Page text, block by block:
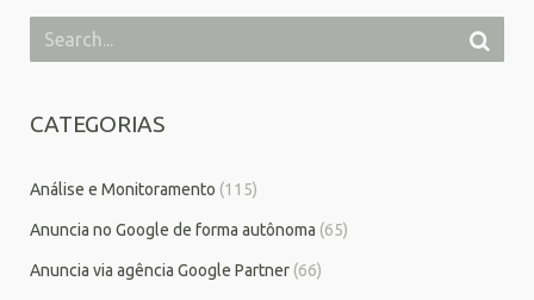
CATEGORIAS
Análise e Monitoramento (115)
Anuncia no Google de forma autônoma (65)
Anuncia via agência Google Partner (66)